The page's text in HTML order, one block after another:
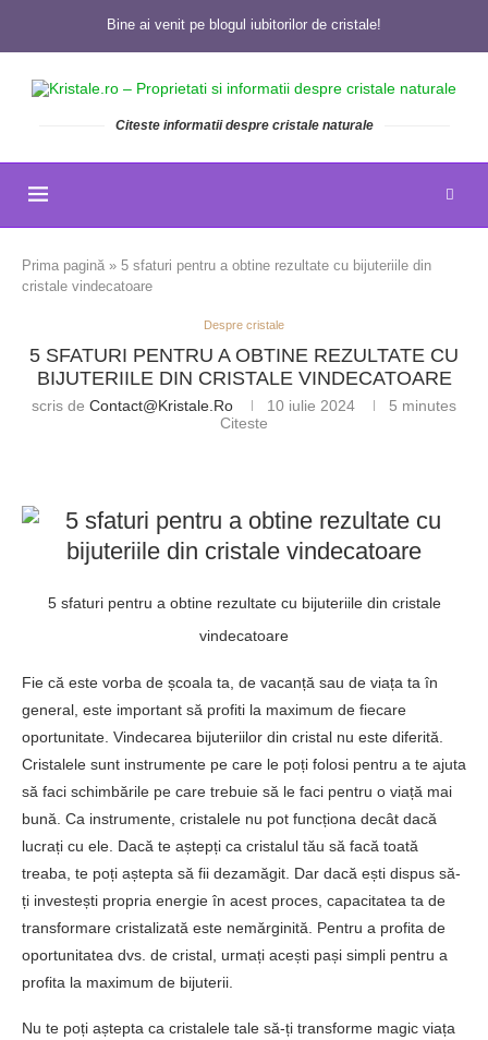
Bine ai venit pe blogul iubitorilor de cristale!
Citeste informatii despre cristale naturale
Prima pagină » 5 sfaturi pentru a obtine rezultate cu bijuteriile din
cristale vindecatoare
Despre cristale
5 SFATURI PENTRU A OBTINE REZULTATE CU
BIJUTERIILE DIN CRISTALE VINDECATOARE
scris de Contact@kristale.ro 10 iulie 2024
5 minutes
Citeste
5 sfaturi pentru a obtine rezultate cu bijuteriile din cristale
vindecatoare
Fie că este vorba de școala ta, de vacanță sau de viața ta în
general, este important să profiti la maximum de fiecare
oportunitate. Vindecarea bijuteriilor din cristal nu este diferită.
Cristalele sunt instrumente pe care le poți folosi pentru a te ajuta
să faci schimbările pe care trebuie să le faci pentru o viață mai
bună. Ca instrumente, cristalele nu pot funcționa decât dacă
lucrați cu ele. Dacă te aștepți ca cristalul tău să facă toată
treaba, te poți aștepta să fii dezamăgit. Dar dacă ești dispus să-
ți investești propria energie în acest proces, capacitatea ta de
transformare cristalizată este nemărginită. Pentru a profita de
oportunitatea dvs. de cristal, urmați acești pași simpli pentru a
profita la maximum de bijuterii.
Nu te poți aștepta ca cristalele tale să-ți transforme magic viața